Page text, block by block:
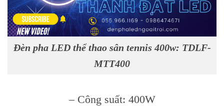
Đèn pha LED thể thao sân tennis 400w: TDLF-
MTT400
– Công suất: 400W